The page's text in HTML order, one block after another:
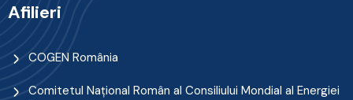
Afilieri
COGEN România
Comitetul Naţional Român al Consiliului Mondial al Energiei